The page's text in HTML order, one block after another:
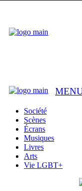
the
content
Société
Scènes
Écrans
Musiques
Livres
Arts
Vie LGBT+